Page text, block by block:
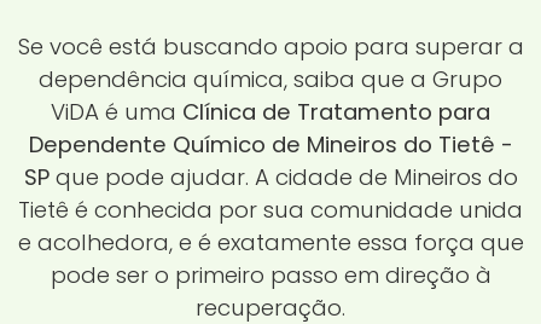
Se você está buscando apoio para superar a
dependência química, saiba que a Grupo
ViDA é uma Clínica de Tratamento para
Dependente Químico de Mineiros do Tietê -
SPque pode ajudar. A cidade de Mineiros do
Tietê é conhecida por sua comunidade unida
e acolhedora, e é exatamente essa força que
pode ser o primeiro passo em direção à
recuperação.